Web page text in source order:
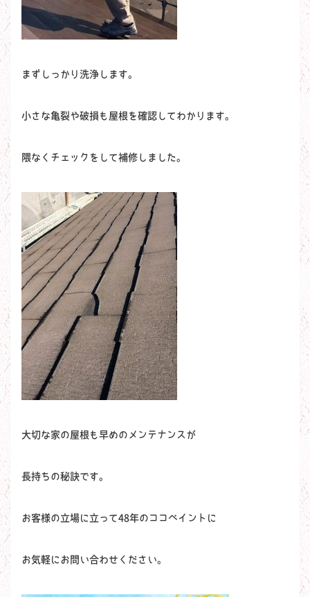
まずしっかり洗浄します。
小さな亀裂や破損も屋根を確認してわかります。
隈なくチェックをして補修しました。
大切な家の屋根も早めのメンテナンスが
長持ちの秘訣です。
お客様の立場に立って48年のココペイントに
お気軽にお問い合わせください。